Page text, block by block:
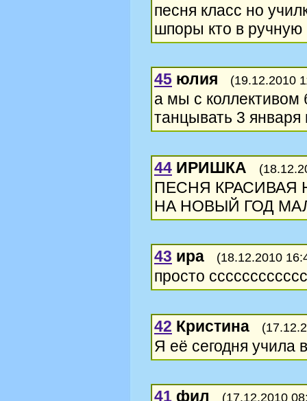
песня класс но
шпоры кто в ручную
45 юлия (19.12.2010
а мы с коллективом
танцывать 3 января
44 ИРИШКА
ПЕСНЯ КРАСИВАЯ
НА НОВЫЙ ГОД
43 ира (18.12.2010
просто
42 Кристина
Я её сегодня учила
41 фил (17.12.2010